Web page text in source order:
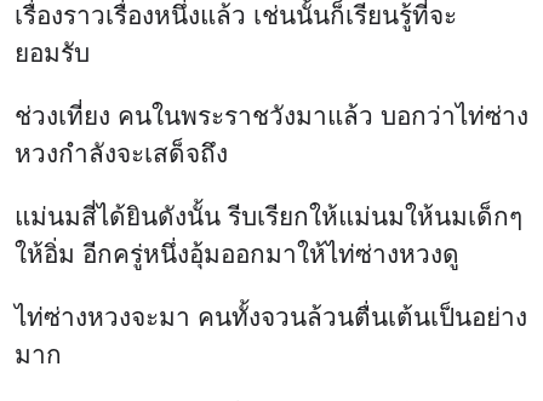
เรื่องราวเรื่องหนึ่งแล้ว เช่นนั้นก็เรียนรู้ที่จะ
ยอมรับ
ช่วงเที่ยง คนในพระราชวังมาแล้ว บอกว่าไท่ซ่าง
หวงกำลังจะเสด็จถึง
แม่นมสี่ได้ยินดังนั้น รีบเรียกให้แม่นมให้นมเด็กๆ
ให้อิ่ม อีกครู่หนึ่งอุ้มออกมาให้ไท่ซ่างหวงดู
ไท่ซ่างหวงจะมา คนทั้งจวนล้วนตื่นเต้นเป็นอย่าง
มาก